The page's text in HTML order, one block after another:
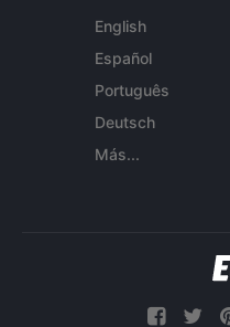
English
Español
Português
Deutsch
Más...